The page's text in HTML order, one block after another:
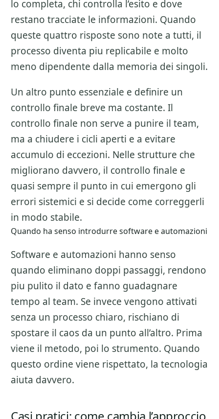
lo completa, chi controlla l’esito e dove
restano tracciate le informazioni. Quando
queste quattro risposte sono note a tutti, il
processo diventa piu replicabile e molto
meno dipendente dalla memoria dei singoli.
Un altro punto essenziale e definire un
controllo finale breve ma costante. Il
controllo finale non serve a punire il team,
ma a chiudere i cicli aperti e a evitare
accumulo di eccezioni. Nelle strutture che
migliorano davvero, il controllo finale e
quasi sempre il punto in cui emergono gli
errori sistemici e si decide come correggerli
in modo stabile.
Quando ha senso introdurre software e automazioni
Software e automazioni hanno senso
quando eliminano doppi passaggi, rendono
piu pulito il dato e fanno guadagnare
tempo al team. Se invece vengono attivati
senza un processo chiaro, rischiano di
spostare il caos da un punto all’altro. Prima
viene il metodo, poi lo strumento. Quando
questo ordine viene rispettato, la tecnologia
aiuta davvero.